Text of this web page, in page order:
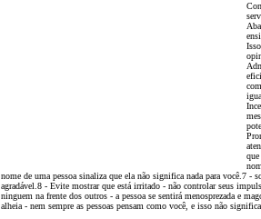
nome de uma pessoa sinaliza que ela não significa nada para você.7 -
agradável.8 - Evite mostrar que está irritado - não controlar seus
ninguem na frente dos outros - a pessoa se sentirá menosprezada e
alheia - nem sempre as pessoas pensam como você, e isso não